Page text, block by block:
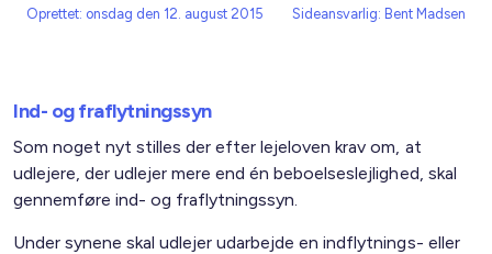
Oprettet: onsdag den 12. august 2015 Sideansvarlig: Bent Madsen
Ind- og fraflytningssyn
Som noget nyt stilles der efter lejeloven krav om, at
udlejere, der udlejer mere end én beboelseslejlighed, skal
gennemføre ind- og fraflytningssyn.
Under synene skal udlejer udarbejde en indflytnings- eller